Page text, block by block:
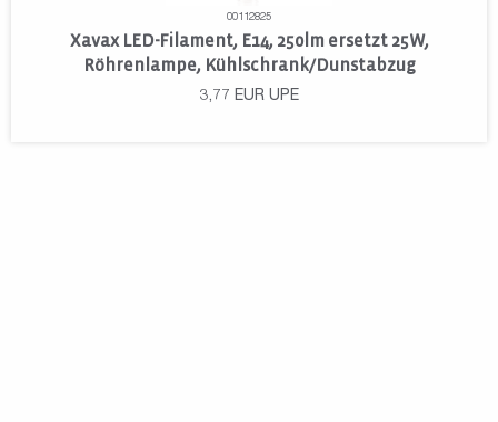
00112825
Xavax LED-Filament, E14, 250lm ersetzt 25W,
Röhrenlampe, Kühlschrank/Dunstabzug
3,77 EUR UPE